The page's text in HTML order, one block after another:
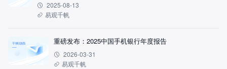
2025-08-13
易观千帆
重磅发布：2025中国手机银行年度报告
2026-03-31
易观千帆